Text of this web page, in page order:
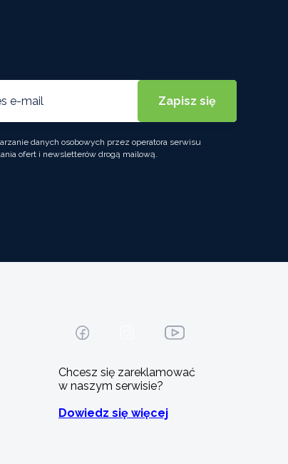
danych osobowych przez operatora serwisu
ofert i newsletterów drogą mailową.
Chcesz się zareklamować
w naszym serwisie?
Dowiedz się więcej